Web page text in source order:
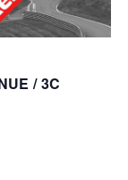
E
U
V
/ 3C